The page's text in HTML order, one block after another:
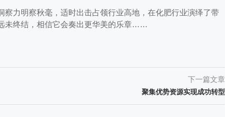
力明察秋毫，适时出击占领行业高地，在化肥行业演绎了带
未终结，相信它会奏出更华美的乐章……
下一篇文章
聚集优势资源实现成功转型